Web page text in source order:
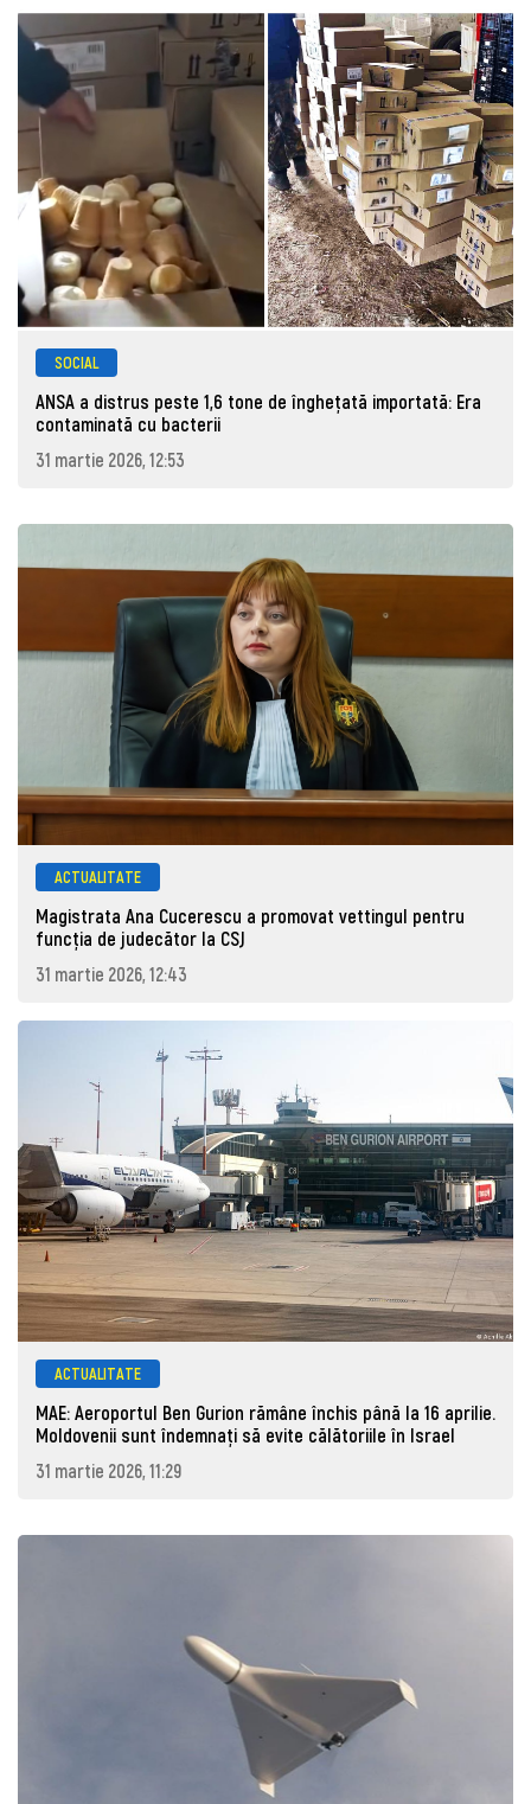
SOCIAL
ANSA a distrus peste 1,6 tone de înghețată importată: Era
contaminată cu bacterii
31 martie 2026, 12:53
ACTUALITATE
Magistrata Ana Cucerescu a promovat vettingul pentru
funcția de judecător la CSJ
31 martie 2026, 12:43
ACTUALITATE
MAE: Aeroportul Ben Gurion rămâne închis până la 16 aprilie.
Moldovenii sunt îndemnați să evite călătoriile în Israel
31 martie 2026, 11:29